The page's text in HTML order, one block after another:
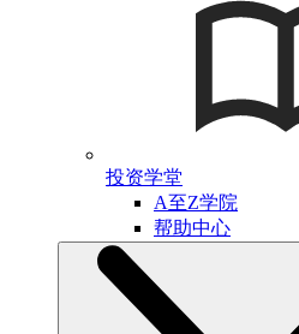
投资学堂
A至Z学院
帮助中心